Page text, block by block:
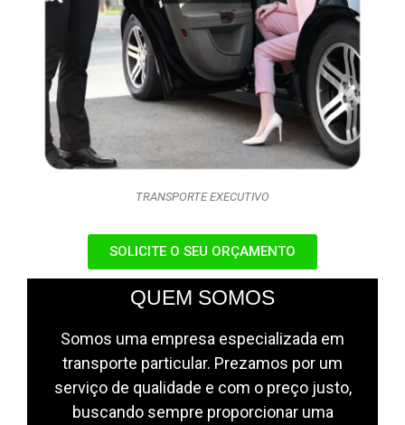
TRANSPORTE EXECUTIVO
SOLICITE O SEU ORÇAMENTO
QUEM SOMOS
Somos uma empresa especializada em
transporte particular. Prezamos por um
serviço de qualidade e com o preço justo,
buscando sempre proporcionar uma